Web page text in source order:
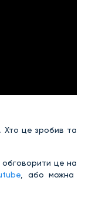
. Хто це зробив та
, обговорити це на
, або можна